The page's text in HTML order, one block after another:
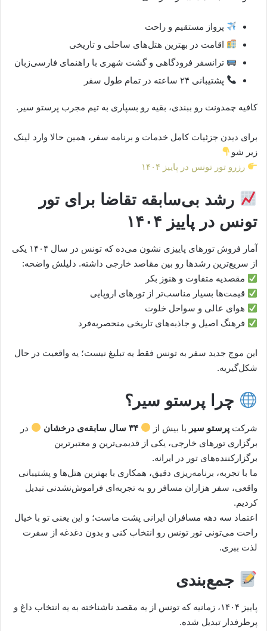
پرواز مستقیم و راحت
اقامت در بهترین هتل‌های ساحلی و تاریخی
ترانسفر فرودگاهی و گشت شهری با راهنمای فارسی‌زبان
پشتیبانی ۲۴ ساعته در تمام طول سفر
کافیه چمدونت رو ببندی، بقیه رو بسپاری به تیم مجرب پرستو سیر.
برای دیدن جزئیات کامل خدمات و برنامه سفر، همین حالا وارد لینک
زیر شو
رزرو تور تونس در پاییز ۱۴۰۴
رشد بی‌سابقه تقاضا برای تور
تونس در پاییز ۱۴۰۴
آمار فروش تورهای پاییزی نشون می‌ده که تونس در سال ۱۴۰۴ یکی
از سریع‌ترین رشدها رو بین مقاصد خارجی داشته. دلیلش واضحه:
مقصدیه متفاوت و هنوز بکر
قیمت‌ها بسیار مناسب‌تر از تورهای اروپایی
هوای عالی و سواحل خلوت
فرهنگ اصیل و جاذبه‌های تاریخی منحصر‌به‌فرد
این موج جدید سفر به تونس فقط یه تبلیغ نیست؛ یه واقعیت در حال
شکل‌گیریه.
چرا پرستو سیر؟
شرکت پرستو سیر با بیش از ۳۴ سال سابقه‌ی درخشان
در
برگزاری تورهای خارجی، یکی از قدیمی‌ترین و معتبرترین
برگزارکننده‌های تور در ایرانه.
ما با تجربه، برنامه‌ریزی دقیق، همکاری با بهترین هتل‌ها و پشتیبانی
واقعی، سفر هزاران مسافر رو به تجربه‌ای فراموش‌نشدنی تبدیل
کردیم.
اعتماد سه دهه مسافران ایرانی پشت ماست؛ و این یعنی تو با خیال
راحت می‌تونی تور تونس رو انتخاب کنی و بدون دغدغه از سفرت
لذت ببری.
جمع‌بندی
پاییز ۱۴۰۴، زمانیه که تونس از یه مقصد ناشناخته به یه انتخاب داغ و
پرطرفدار تبدیل شده.